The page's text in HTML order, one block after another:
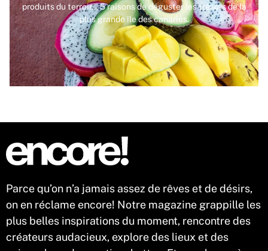
produits du terroir... 5 raisons de déguster les trésors de la
plus grande île des canaries.
Parce qu’on n’a jamais assez de rêves et de désirs,
on en réclame encore! Notre magazine grappille les
plus belles inspirations du moment, rencontre des
créateurs audacieux, explore des lieux et des